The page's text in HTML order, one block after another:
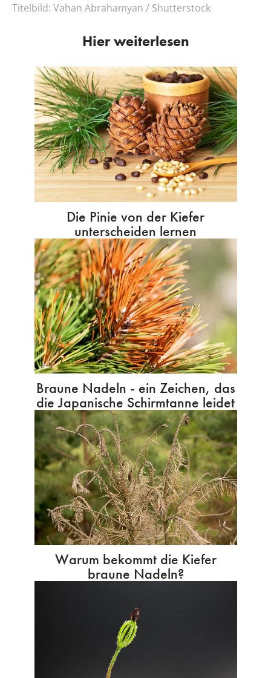
Titelbild: Vahan Abrahamyan / Shutterstock
Hier weiterlesen
Die Pinie von der Kiefer
unterscheiden lernen
Braune Nadeln - ein Zeichen, das
die Japanische Schirmtanne leidet
Warum bekommt die Kiefer
braune Nadeln?